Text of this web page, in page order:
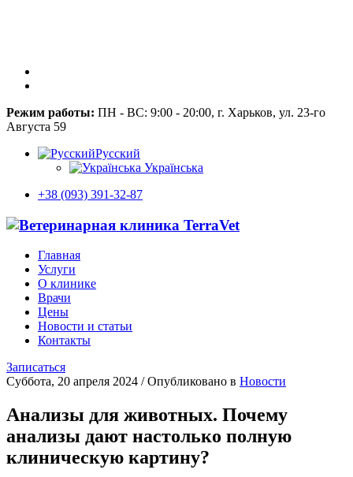
Режим работы: ПН - ВС: 9:00 - 20:00, г. Харьков, ул. 23-го
Августа 59
Русский
Українська
+38 (093) 391-32-87
Главная
Услуги
О клинике
Врачи
Цены
Новости и статьи
Контакты
Записаться
Суббота, 20 апреля 2024 /Опубликовано в Новости
Анализы для животных. Почему
анализы дают настолько полную
клиническую картину?